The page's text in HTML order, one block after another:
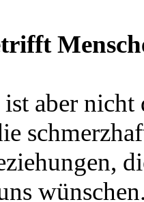
aber nicht